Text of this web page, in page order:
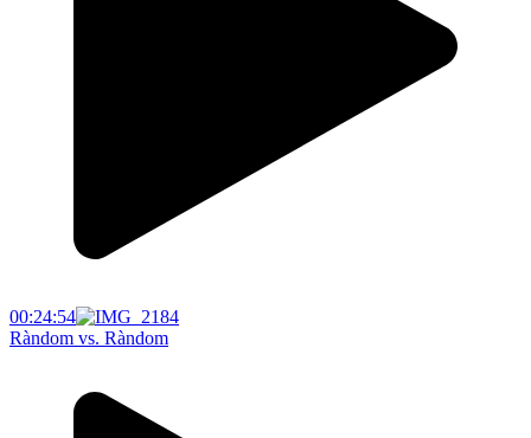
00:24:54
Ràndom vs. Ràndom